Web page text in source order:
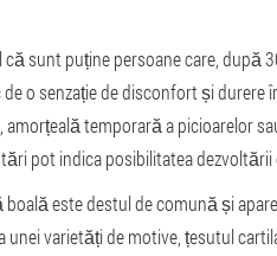
că sunt puține persoane care, după
o senzație de disconfort și durere
amorțeală temporară a picioarelor
pot indica posibilitatea dezvoltării
boală este destul de comună și
unei varietăți de motive, țesutul